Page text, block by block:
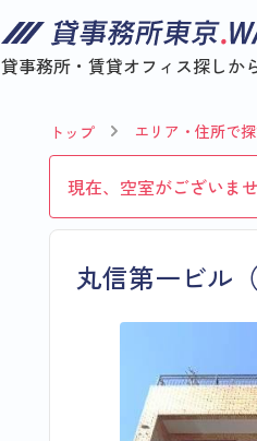
貸事務所・賃貸オフィス探しか
トップ エリア・住所で
現在、空室がございませ
丸信第一ビル